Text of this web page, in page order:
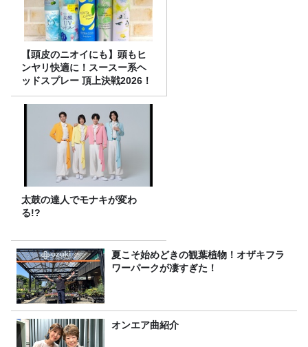
【頭皮のニオイにも】頭もヒ
ンヤリ快適に！スースー系ヘ
ッドスプレー 頂上決戦2026！
太鼓の達人でモナキが変わ
る!?
夏こそ始めどきの観葉植物！オザキフラ
ワーパークが凄すぎた！
オンエア曲紹介